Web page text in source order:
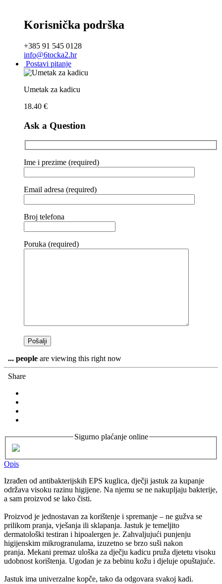
Korisnička podrška
+385 91 545 0128
info@6tocka2.hr
Postavi pitanje
Umetak za kadicu
18.40 €
Ask a Question
Ime i prezime (required)
Email adresa (required)
Broj telefona
Poruka (required)
... people are viewing this right now
Share
Sigurno plaćanje online
Opis
Izrađen od antibakterijskih EPS kuglica, dječji jastuk za kupanje
održava visoku razinu higijene. Na njemu se ne nakupljaju bakterije,
a sam proizvod se lako čisti.
Proizvod je jednostavan za korištenje i spremanje – ne gužva se
prilikom pranja, vješanja ili sklapanja. Jastuk je temeljito
dermatološki testiran i hipoalergen je. Zahvaljujući punjenju
higijenskim mikrogranulama, izuzetno se brzo suši nakon
pranja. Mekani premaz uloška za dječju kadicu pruža djetetu visoku
udobnost korištenja. Ugodan je za bebinu kožu i djeluje opuštajuće.
Jastuk ima univerzalne kopče, tako da odgovara svakoj kadi.